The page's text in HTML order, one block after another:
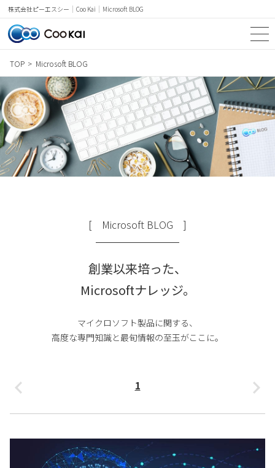
株式会社ピーエスシー Coo Kai Microsoft BLOG
TOP
SERVICE
NEWS & TOPICS
Microsoft BLOG
TOP Microsoft BLOG
[ Microsoft BLOG ]
創業以来培った、
Microsoftナレッジ。
マイクロソフト製品に関する、
高度な専門知識と最旬情報の至玉がここに。
1